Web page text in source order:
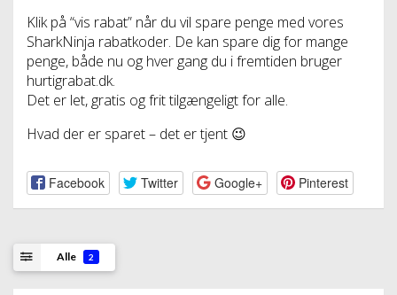
Klik på “vis rabat” når du vil spare penge med vores
SharkNinja rabatkoder. De kan spare dig for mange
penge, både nu og hver gang du i fremtiden bruger
hurtigrabat.dk.
Det er let, gratis og frit tilgængeligt for alle.
Hvad der er sparet – det er tjent 😉
Facebook Twitter Google+ Pinterest
Alle 2